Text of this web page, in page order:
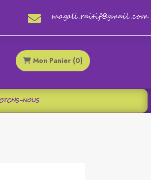
 magali.raitif@gmail.com
Mon Panier (0)
NOUS